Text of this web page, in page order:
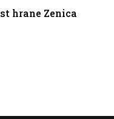
hrane Zenica